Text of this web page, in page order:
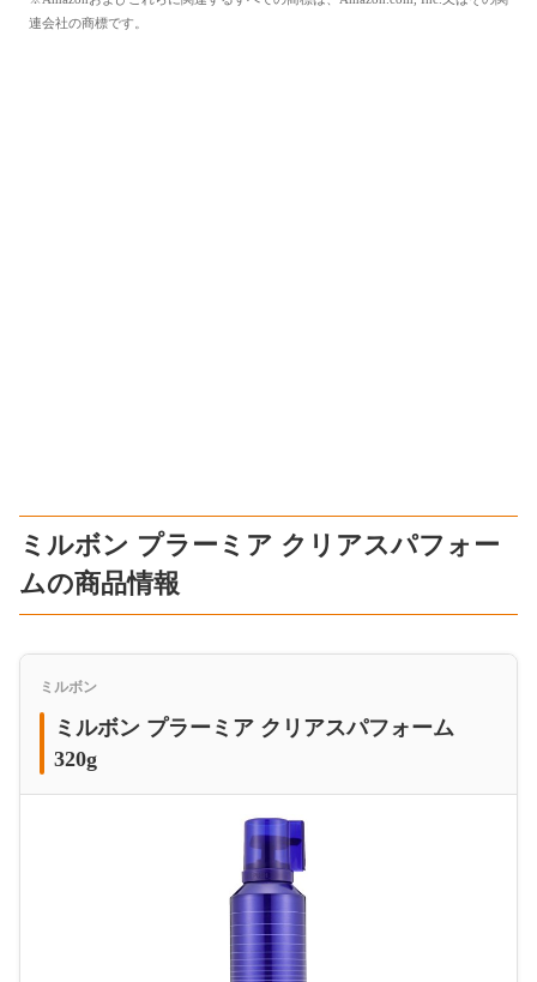
連会社の商標です。
ミルボン プラーミア クリアスパフォー
ムの商品情報
ミルボン
ミルボン プラーミア クリアスパフォーム
320g